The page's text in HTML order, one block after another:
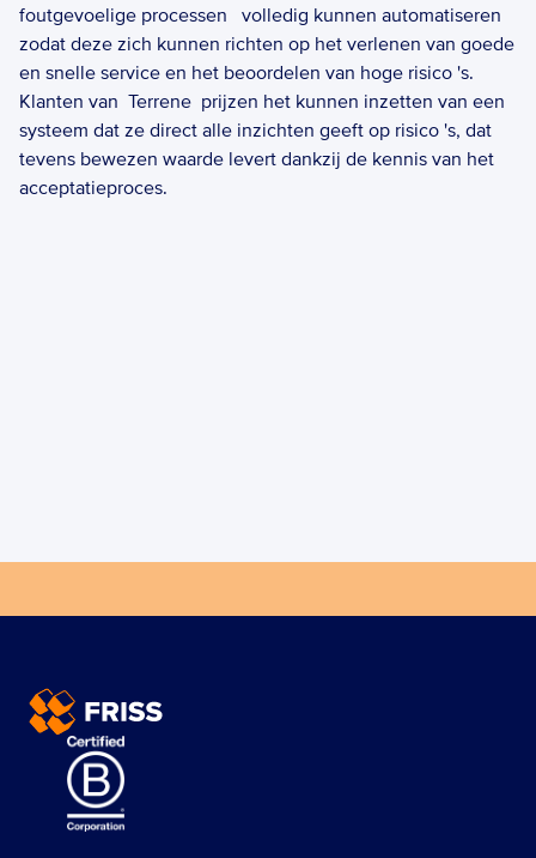
foutgevoelige processen   volledig kunnen automatiseren
zodat deze zich kunnen richten op het verlenen van goede
en snelle service en het beoordelen van hoge risico 's.
Klanten van  Terrene  prijzen het kunnen inzetten van een
systeem dat ze direct alle inzichten geeft op risico 's, dat
tevens bewezen waarde levert dankzij de kennis van het
acceptatieproces.
Begin vandaag nog met
uw end-to-end trust